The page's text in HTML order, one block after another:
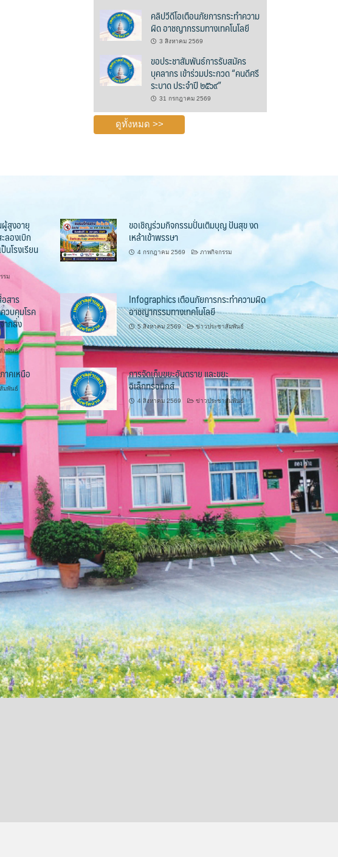
คลิปวีดีโอเตือนภัยการกระทำความ
ผิด อาชญากรรมทางเทคโนโลยี
3 สิงหาคม 2569
ขอประชาสัมพันธ์การรับสมัคร
บุคลากร เข้าร่วมประกวด “คนดีศรี
ระบาด ประจำปี ๒๕๖๙”
31 กรกฎาคม 2569
ดูทั้งหมด >>
สูงอายุ
ลองเบิก
นโรงเรียน
รม
ขอเชิญร่วมกิจกรรมปั่นเติมบุญ ปันสุข งด
เหล้าเข้าพรรษา
4 กรกฎาคม 2569 ภาพกิจกรรม
สาร
บคุมโรค
ากสิ่ง
มพันธ์
Infographics เตือนภัยการกระทำความผิด
อาชญากรรมทางเทคโนโลยี
5 สิงหาคม 2569 ข่าวประชาสัมพันธ์
คเหนือ
มพันธ์
การจัดเก็บขยะอันตราย และขยะ
อิเล็กทรอนิกส์
4 สิงหาคม 2569 ข่าวประชาสัมพันธ์